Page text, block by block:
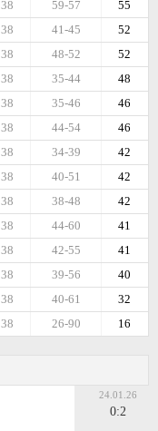
55
59-57
38
52
41-45
38
52
48-52
38
48
35-44
38
46
35-46
38
46
44-54
38
42
34-39
38
42
40-51
38
42
38-48
38
41
44-60
38
41
42-55
38
40
39-56
38
32
40-61
38
16
26-90
38
24.01.26
0:2